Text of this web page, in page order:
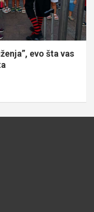
evo šta vas